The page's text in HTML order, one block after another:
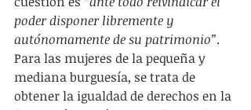
poder disponer libremente y
autónomamente de su patrimonio”.
Para las mujeres de la pequeña y
mediana burguesía, se trata de
obtener la igualdad de derechos en la